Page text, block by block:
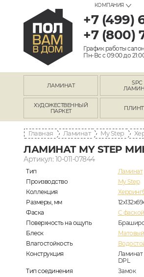
КОМПАНИЯ
+7 (499)
+7 (800)
График работы
Пн-Вс с 09:00 до
ЛАМИНАТ
SPC
ХУДОЖЕСТВЕННЫЙ
ПАРКЕТ
Главная Ламинат My Step
ЛАМИНАТ MY STEP
Артикул: 10-011-07844
Тип
Ламинат
Производство
My Step
Коллекция
Размеры, мм
Фаска
C фаской
Поверхность на ощупь
Блеск
Матовый
Влагостойкость
Конструкция
Ламинат
DPL
Тип соединения
Замок